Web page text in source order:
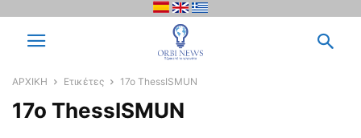
ΑΡΧΙΚΗ Ετικέτες 17ο ThessISMUN
17ο ThessISMUN